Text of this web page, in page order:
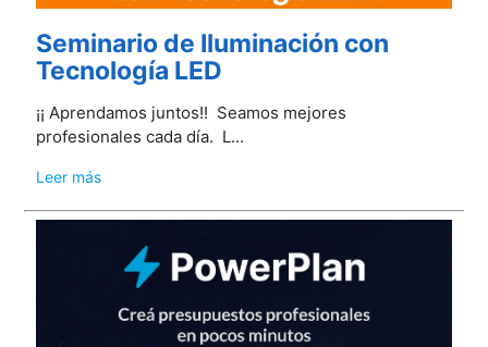
Seminario de Iluminación con
Tecnología LED
¡¡ Aprendamos juntos!! Seamos mejores
profesionales cada día. L...
Leer más